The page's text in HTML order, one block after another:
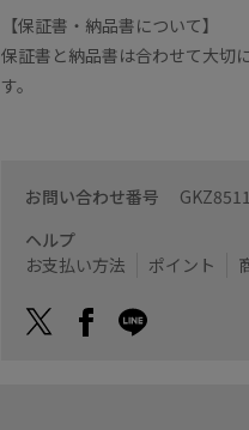
【保証書・納品書について】
保証書と納品書は合わせて大切
す。
お問い合わせ番号
ヘルプ
お支払い方法
ポイント